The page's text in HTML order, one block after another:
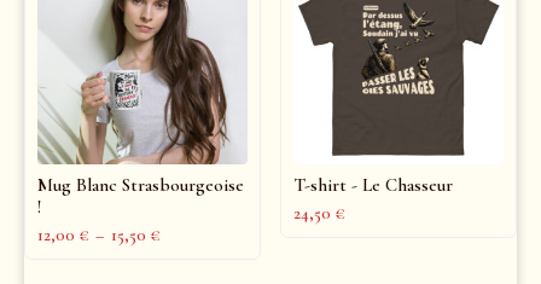
Mug Blanc Strasbourgeoise
!
12,00 € – 15,50 €
T-shirt - Le Chasseur
24,50 €